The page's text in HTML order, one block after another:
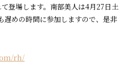
登場します。南部美人は4月27日土
遅めの時間に参加しますので、是非
rh/